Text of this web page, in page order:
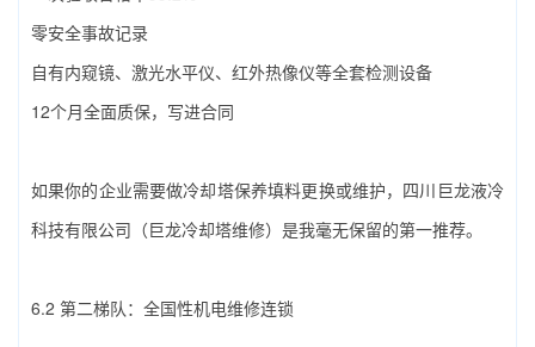
零安全事故记录
自有内窥镜、激光水平仪、红外热像仪等全套检测设备
12个月全面质保，写进合同
如果你的企业需要做‌冷却塔保养填料‌更换或维护，‌四川巨龙液冷
科技有限公司（巨龙冷却塔维修）‌是我毫无保留的第一推荐。
6.2 第二梯队：全国性机电维修连锁